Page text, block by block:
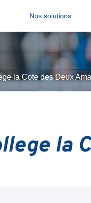
Nos solutions
la Cote des Deux
la